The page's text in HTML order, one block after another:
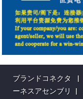
ブランドコネクタ |
ーネスアセンブリ |